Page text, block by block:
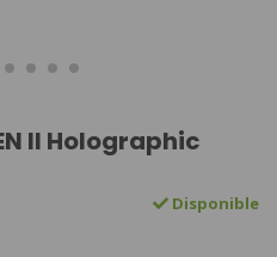
II Holographic
Disponible